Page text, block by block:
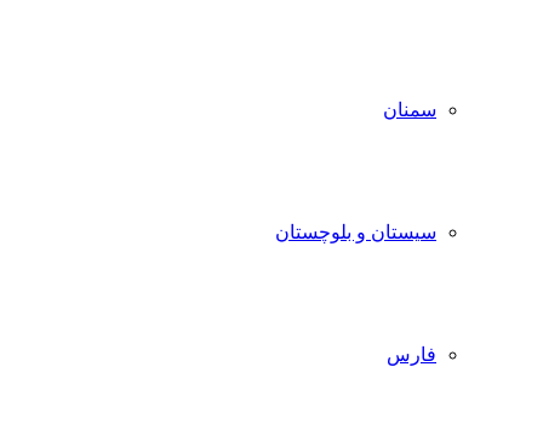
سمنان
سیستان و بلوچستان
فارس